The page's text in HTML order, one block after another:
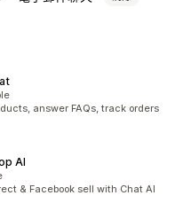
answer FAQs, track orders
AI
& Facebook sell with Chat AI